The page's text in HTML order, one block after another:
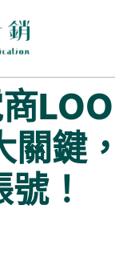
關鍵
！